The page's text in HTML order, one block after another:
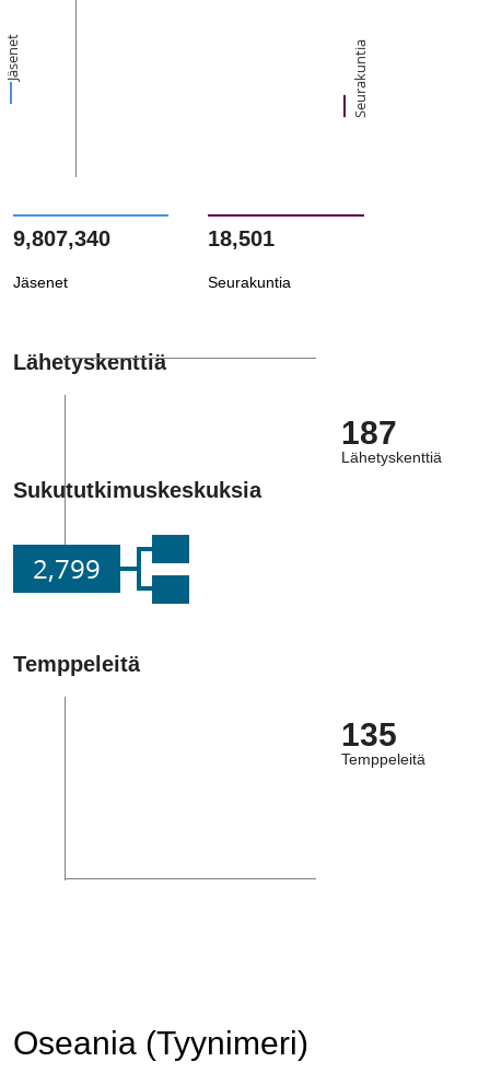
Jäsenet Seurakuntia
9,807,340
Jäsenet
18,501
Seurakuntia
Lähetyskenttiä
187
Lähetyskenttiä
Sukututkimuskeskuksia
2,799
Temppeleitä
135
Temppeleitä
Oseania (Tyynimeri)